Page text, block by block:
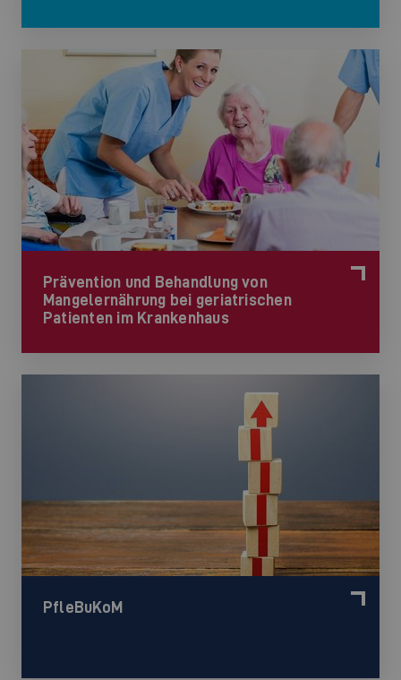
Prävention und Behandlung von
Mangelernährung bei geriatrischen
Patienten im Krankenhaus
PfleBuKoM